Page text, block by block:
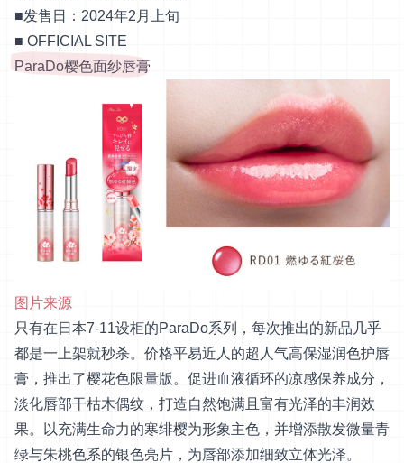
■发售日：2024年2月上旬
■ OFFICIAL SITE
ParaDo樱色面纱唇膏
图片来源
只有在日本7-11设柜的ParaDo系列，每次推出的新品几乎
都是一上架就秒杀。价格平易近人的超人气高保湿润色护唇
膏，推出了樱花色限量版。促进血液循环的凉感保养成分，
淡化唇部干枯木偶纹，打造自然饱满且富有光泽的丰润效
果。以充满生命力的寒绯樱为形象主色，并增添散发微量青
绿与朱桃色系的银色亮片，为唇部添加细致立体光泽。